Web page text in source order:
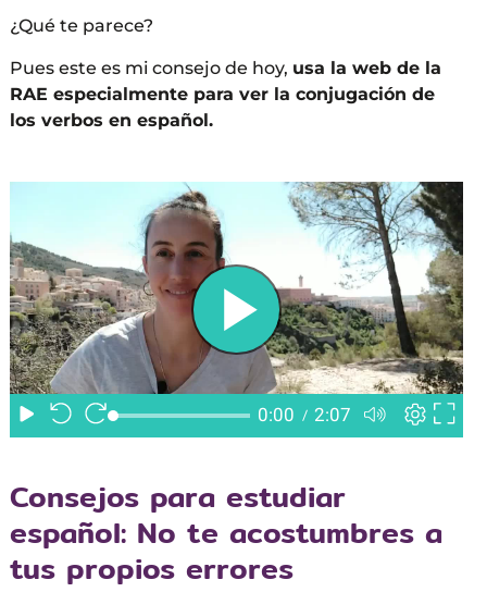
¿Qué te parece?
Pues este es mi consejo de hoy, usa la web de la
RAE especialmente para ver la conjugación de
los verbos en español.
Consejos para estudiar
español: No te acostumbres a
tus propios errores